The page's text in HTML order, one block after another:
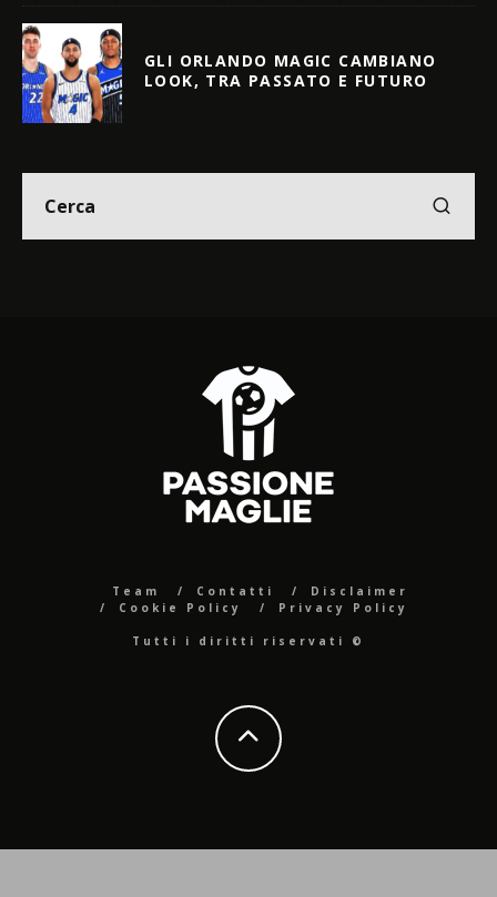
GLI ORLANDO MAGIC CAMBIANO
LOOK, TRA PASSATO E FUTURO
Team Contatti
Disclaimer
Cookie Policy
Privacy Policy
Tutti i diritti riservati ©